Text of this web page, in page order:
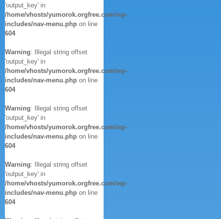
'output_key' in
/home/vhosts/yumorok.orgfree.com/wp-
includes/nav-menu.php on line
604
Warning: Illegal string offset
'output_key' in
/home/vhosts/yumorok.orgfree.com/wp-
includes/nav-menu.php on line
604
Warning: Illegal string offset
'output_key' in
/home/vhosts/yumorok.orgfree.com/wp-
includes/nav-menu.php on line
604
Warning: Illegal string offset
'output_key' in
/home/vhosts/yumorok.orgfree.com/wp-
includes/nav-menu.php on line
604